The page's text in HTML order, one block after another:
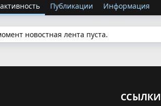
Публикации Информация
новостная лента пуста.
ССЫЛКИ